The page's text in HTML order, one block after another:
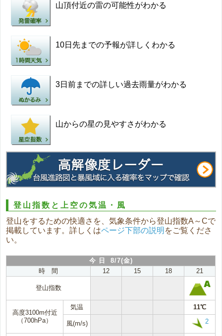
山頂付近の雷の可能性がわかる
10日先までの予報が詳しくわかる
3日前までの詳しい過去雨量がわかる
山からの星の見やすさがわかる
登山指数と上空の気温・風
登山をするための快適さを、気象条件から登山指数A～Cで
掲載しています。詳しくはページ下部の説明 をご覧くださ
い。
今 日 8/7(金)
時 間
12 15 18 21
登山指数
高度3100m付近
（700hPa）
気温 11℃
風(m/s) 2